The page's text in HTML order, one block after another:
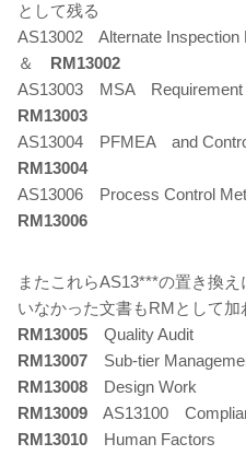
として残る
AS13002 Alternate
＆ RM13002
AS13003 MSA
RM13003
AS13004 PFMEA and
RM13004
AS13006 Process
RM13006
またこれらAS13***の置き換
いなかった文書もRMとして加
RM13005 Quality Audit
RM13007 Sub-tier
RM13008 Design Work
RM13009 AS13100
RM13010 Human Factors